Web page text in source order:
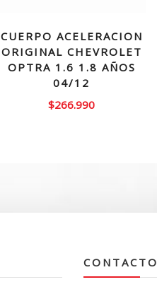
CUERPO ACELERACION
ORIGINAL CHEVROLET
OPTRA 1.6 1.8 AÑOS
04/12
$266.990
CONTACTO